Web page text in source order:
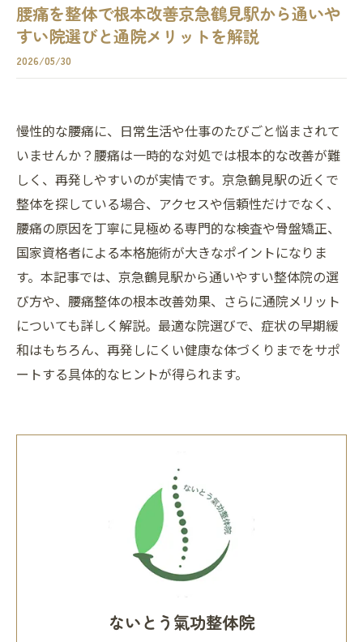
腰痛を整体で根本改善京急鶴見駅から通いや
すい院選びと通院メリットを解説
2026/05/30
慢性的な腰痛に、日常生活や仕事のたびごと悩まされて
いませんか？腰痛は一時的な対処では根本的な改善が難
しく、再発しやすいのが実情です。京急鶴見駅の近くで
整体を探している場合、アクセスや信頼性だけでなく、
腰痛の原因を丁寧に見極める専門的な検査や骨盤矯正、
国家資格者による本格施術が大きなポイントになりま
す。本記事では、京急鶴見駅から通いやすい整体院の選
び方や、腰痛整体の根本改善効果、さらに通院メリット
についても詳しく解説。最適な院選びで、症状の早期緩
和はもちろん、再発しにくい健康な体づくりまでをサポ
ートする具体的なヒントが得られます。
ないとう氣功整体院